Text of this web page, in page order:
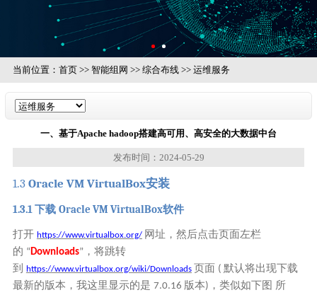
当前位置： 首页>> 智能组网 >> 综合布线>> 运维服务
一、基于Apache hadoop搭建高可用、高安全的大数据中台
发布时间：2024-05-29
1.3 Oracle VM VirtualBox安装
1.3.1 下载 Oracle VM VirtualBox软件
打开 https://www.virtualbox.org/ 网址， 然后点击页面左栏
的 “ Downloads”，将跳转
到
https://www.virtualbox.org/wiki/Downloads 页面 ( 默认将出现下载
最新的版本， 我这里显示的是 7.0.16 版本) ，类似如下图 所